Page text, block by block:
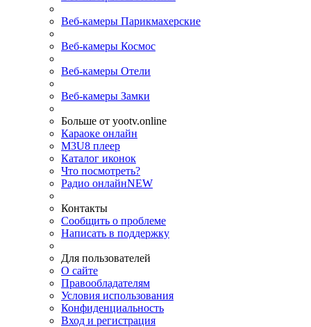
Веб-камеры Парикмахерские
Веб-камеры Космос
Веб-камеры Отели
Веб-камеры Замки
Больше от yootv.online
Караоке онлайн
M3U8 плеер
Каталог иконок
Что посмотреть?
Радио онлайнNEW
Контакты
Сообщить о проблеме
Написать в поддержку
Для пользователей
О сайте
Правообладателям
Условия использования
Конфиденциальность
Вход и регистрация